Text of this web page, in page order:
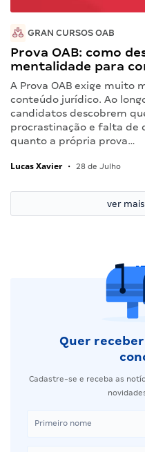
GRAN CURSOS OAB
Prova OAB: como
mentalidade para
A Prova OAB exige muito
conteúdo jurídico. Ao
candidatos descobrem
procrastinação e falta de
quanto a própria prova…
Lucas Xavier • 28 de Julho
ver
Quer
Cadastre-se e receba as